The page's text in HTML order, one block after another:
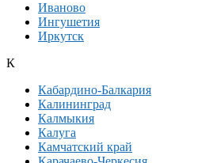
Иваново
Ингушетия
Иркутск
К
Кабардино-Балкария
Калининград
Калмыкия
Калуга
Камчатский край